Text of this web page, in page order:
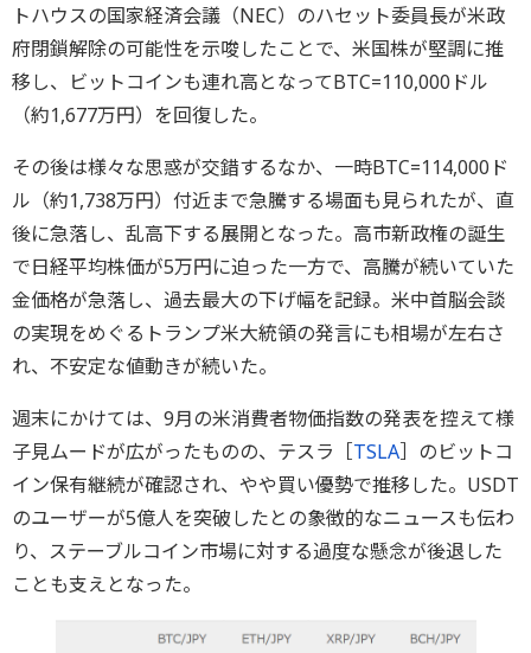
トハウスの国家経済会議（NEC）のハセット委員長が米政
府閉鎖解除の可能性を示唆したことで、米国株が堅調に推
移し、ビットコインも連れ高となってBTC=110,000ドル
（約1,677万円）を回復した。
その後は様々な思惑が交錯するなか、一時BTC=114,000ド
ル（約1,738万円）付近まで急騰する場面も見られたが、直
後に急落し、乱高下する展開となった。高市新政権の誕生
で日経平均株価が5万円に迫った一方で、高騰が続いていた
金価格が急落し、過去最大の下げ幅を記録。米中首脳会談
の実現をめぐるトランプ米大統領の発言にも相場が左右さ
れ、不安定な値動きが続いた。
週末にかけては、9月の米消費者物価指数の発表を控えて様
子見ムードが広がったものの、テスラ［TSLA］のビットコ
イン保有継続が確認され、やや買い優勢で推移した。USDT
のユーザーが5億人を突破したとの象徴的なニュースも伝わ
り、ステーブルコイン市場に対する過度な懸念が後退した
ことも支えとなった。